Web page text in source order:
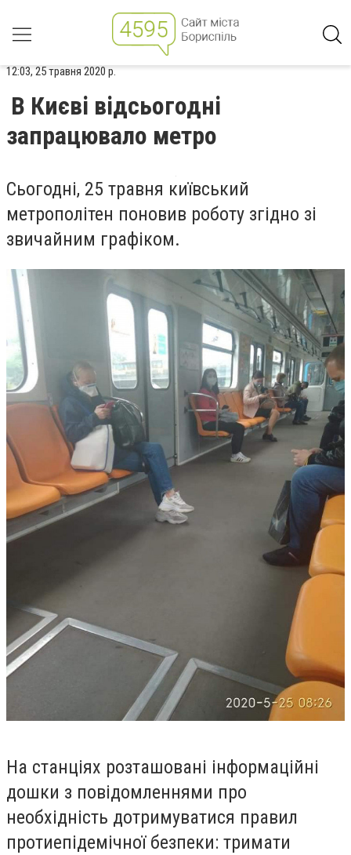
12:03, 25 травня 2020 р.
В Києві відсьогодні
запрацювало метро
Сьогодні, 25 травня київський
метрополітен поновив роботу згідно зі
звичайним графіком.
На станціях розташовані інформаційні
дошки з повідомленнями про
необхідність дотримуватися правил
протиепідемічної безпеки: тримати